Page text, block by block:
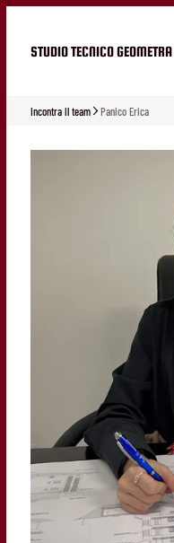
STUDIO TECNICO
Incontra il team Panico Erica